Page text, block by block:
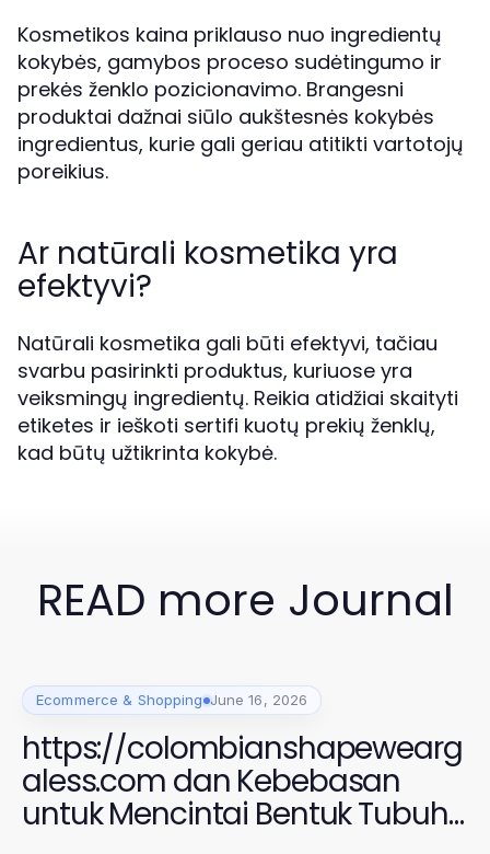
Kosmetikos kaina priklauso nuo ingredientų
kokybės, gamybos proceso sudėtingumo ir
prekės ženklo pozicionavimo. Brangesni
produktai dažnai siūlo aukštesnės kokybės
ingredientus, kurie gali geriau atitikti vartotojų
poreikius.
Ar natūrali kosmetika yra
efektyvi?
Natūrali kosmetika gali būti efektyvi, tačiau
svarbu pasirinkti produktus, kuriuose yra
veiksmingų ingredientų. Reikia atidžiai skaityti
etiketes ir ieškoti sertifi kuotų prekių ženklų,
kad būtų užtikrinta kokybė.
READ more Journal
Ecommerce & Shopping June 16, 2026
https://colombianshapewearg
aless.com dan Kebebasan
untuk Mencintai Bentuk Tubuh